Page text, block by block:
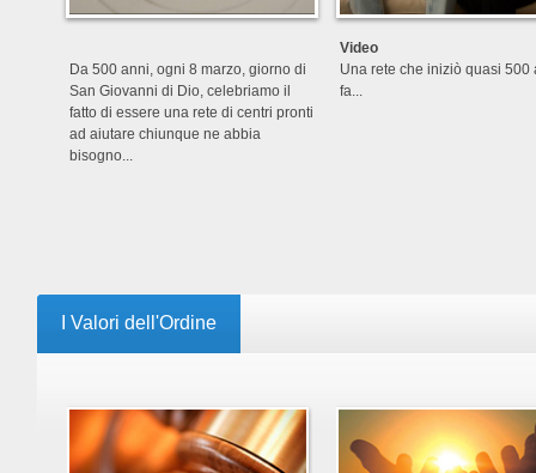
Da 500 anni, ogni 8 marzo, giorno di
San Giovanni di Dio, celebriamo il
fatto di essere una rete di centri pronti
ad aiutare chiunque ne abbia
bisogno...
Video
Una rete che iniziò quasi 500
fa...
I Valori dell'Ordine